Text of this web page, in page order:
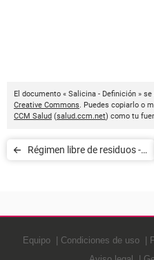
El documento « Salicina - Definición »
Creative Commons. Puedes copiarlo o
CCM Salud (salud.ccm.net) como tu
Régimen libre de residuos -
Equipo Condiciones de uso